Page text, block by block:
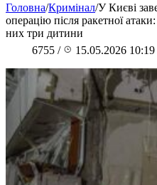
Головна/Кримінал/У Києві
операцію після ракетної
них три дитини
6755 / 15.05.2026 10:19